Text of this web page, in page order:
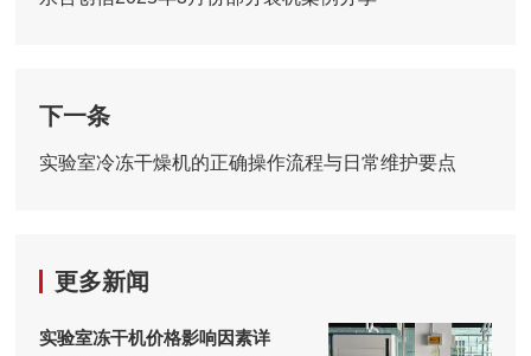
下一条
实验室冷冻干燥机的正确操作流程与日常维护要点
更多新闻
实验室冻干机价格影响因素详